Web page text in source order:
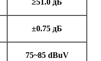
±0.75 дБ
75~85 dBuV